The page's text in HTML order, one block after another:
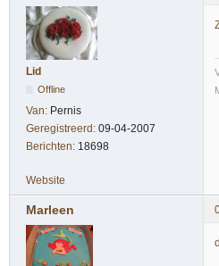
Lid
Offline
Van: Pernis
Geregistreerd: 09-04-2007
Berichten: 18698
Website
Marleen